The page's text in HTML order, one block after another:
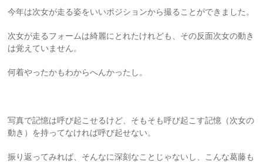
今年は次女が走る姿をいいポジションから撮ることができました。
次女が走るフォームは綺麗にとれたけれども、その反面次女の動き
は覚えていません。
何着やったかもわからへんかったし。
写真で記憶は呼び起こせるけど、そもそも呼び起こす記憶（次女の
動き）を持ってなければ呼び起せない。
振り返ってみれば、そんなに深刻なことじゃないし、こんな葛藤も